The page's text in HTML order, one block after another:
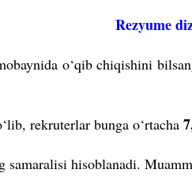
Rezyume
o‘qib chiqishini
rekruterlar bunga o‘rtacha
samaralisi hisoblanadi.